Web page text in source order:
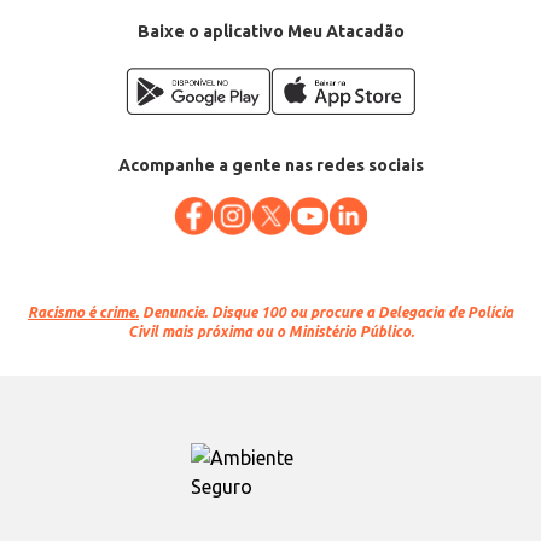
Baixe o aplicativo Meu Atacadão
Acompanhe a gente nas redes sociais
Racismo é crime. Denuncie. Disque 100 ou procure a Delegacia de Polícia
Civil mais próxima ou o Ministério Público.